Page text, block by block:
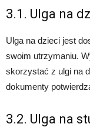
3.1. Ulga na
Ulga na dzieci jest
swoim utrzymaniu.
skorzystać z ulgi na
dokumenty
3.2. Ulga na